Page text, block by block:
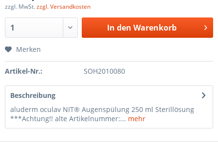
zzgl. MwSt.zzgl. Versandkosten
In den Warenkorb
Merken
Artikel-Nr.: SOH2010080
Beschreibung
aluderm oculav NIT® Augenspülung 250 ml Sterillösung
***Achtung!! alte Artikelnummer:... mehr